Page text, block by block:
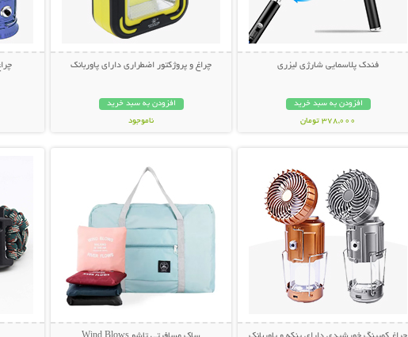
فندک پلاسمایی شارژی لیزری
افزودن به سبد خرید
378,000 تومان
چراغ و پروژکتور اضطراری دارای پاوربانک
افزودن به سبد خرید
ناموجود